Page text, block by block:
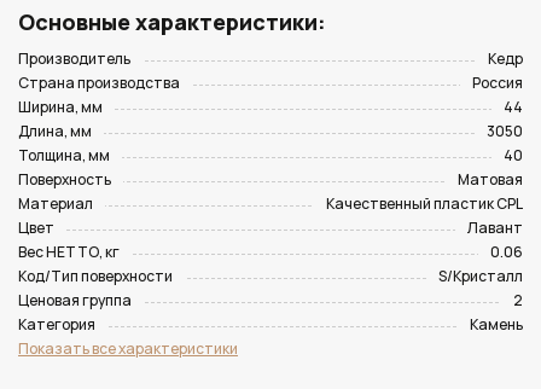
Основные характеристики:
Производитель
Кедр
Страна производства
Россия
Ширина, мм
44
Длина, мм
3050
Толщина, мм
40
Поверхность
Матовая
Материал
Качественный пластик CPL
Цвет
Лавант
Вес НЕТТО, кг
0.06
Код/Тип поверхности
S/Кристалл
Ценовая группа
2
Категория
Камень
Показать все характеристики